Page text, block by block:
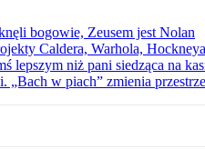
bogowie, Zeusem jest Nolan
Caldera, Warhola,
lepszym niż pani siedząca na
w piach” zmienia